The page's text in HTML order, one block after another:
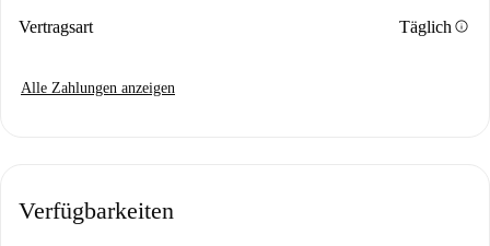
Vertragsart Täglichinfo
Alle Zahlungen anzeigen
Verfügbarkeiten